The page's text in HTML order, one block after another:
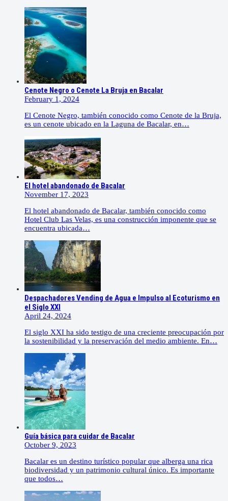
Cenote Negro o Cenote La Bruja en Bacalar
February 1, 2024
El Cenote Negro, también conocido como Cenote de la Bruja,
es un cenote ubicado en la Laguna de Bacalar, en…
El hotel abandonado de Bacalar
November 17, 2023
El hotel abandonado de Bacalar, también conocido como
Hotel Club Las Velas, es una construcción imponente que se
encuentra ubicada…
Despachadores Vending de Agua e Impulso al Ecoturismo en
el Siglo XXI
April 24, 2024
El siglo XXI ha sido testigo de una creciente preocupación por
la sostenibilidad y la preservación del medio ambiente. En…
Guía básica para cuidar de Bacalar
October 9, 2023
Bacalar es un destino turístico popular que alberga una rica
biodiversidad y un patrimonio cultural único. Es importante
que todos…